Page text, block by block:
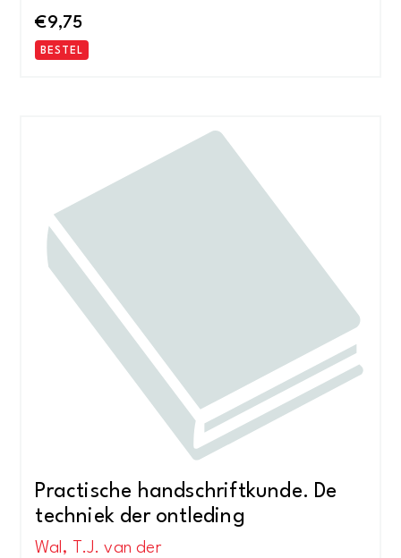
€9,75
BESTEL
Practische handschriftkunde. De
techniek der ontleding
Wal, T.J. van der